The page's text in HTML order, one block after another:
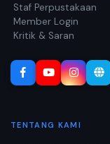
Staf Perpustakaan
Member Login
Kritik & Saran
TENTANG KAMI